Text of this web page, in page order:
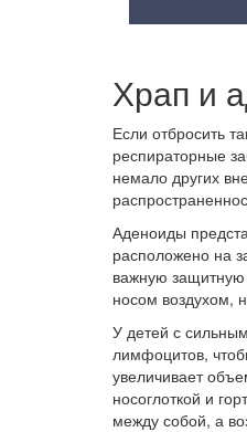
Храп и
Если отбросить
респираторные
немало других
Аденоиды
расположено на
важную
носом воздухом,
У детей с
лимфоцитов,
увеличивает
носоглоткой и
между собой, а